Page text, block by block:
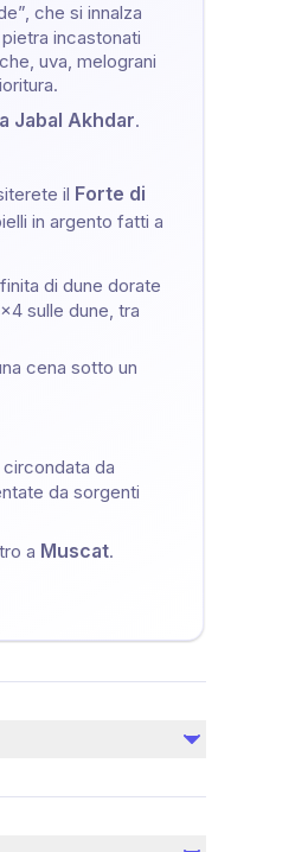
che si innalza
incastonati
uva, melograni
Jabal Akhdar.
il Forte di
in argento fatti a
di dune dorate
sulle dune, tra
cena sotto un
circondata da
da sorgenti
a Muscat.